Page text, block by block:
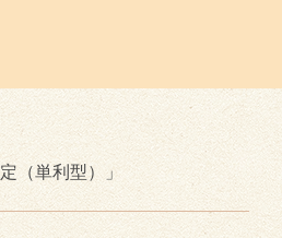
（単利型）」